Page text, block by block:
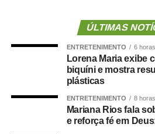
Para o empresário, a alteração
uma mudança na composição
de compromisso.
“Não se trata apenas de uma
Segundo Maluf, sua participação
ÚLTIMAS
ENTRETENIMENTO 6
Lorena Maria exibe
biquíni e mostra
plásticas
ENTRETENIMENTO 8
Mariana Rios fala
e reforça fé em